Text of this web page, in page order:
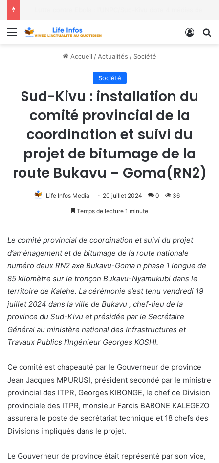
Menu
Accueil / Actualités / Société
Société
Sud-Kivu : installation du
comité provincial de la
coordination et suivi du
projet de bitumage de la
route Bukavu – Goma(RN2)
Life Infos Media 20 juillet 2024 0 36
Temps de lecture 1 minute
Le comité provincial de coordination et suivi du projet
d’aménagement et de bitumage de la route nationale
numéro deux RN2 axe Bukavu-Goma n phase 1 longue de
85 kilomètre sur le tronçon Bukavu-Nyamukubi dans le
territoire de Kalehe. La cérémonie s’est tenu vendredi 19
juillet 2024 dans la ville de Bukavu , chef-lieu de la
province du Sud-Kivu et présidée par le Secrétaire
Général au ministère national des Infrastructures et
Travaux Publics l’Ingénieur Georges KOSHI.
Ce comité est chapeauté par le Gouverneur de province
Jean Jacques MPURUSI, président secondé par le ministre
provincial des ITPR, Georges KIBONGE, le chef de Division
provinciale des ITPR, monsieur Farcis BABONE KALEGEZO
assurera le poste de secrétariat technique et 18 chefs des
Divisions impliqués dans le projet.
Le Gouverneur de province était représenté par son vice,